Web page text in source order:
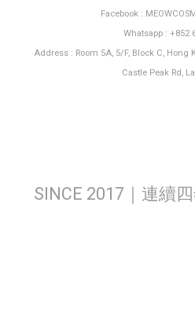
Facebook :
Whatsapp : +852
Address : Room 5A, 5/F, Block C, Hong
Castle Peak Rd,
SINCE 2017｜連續